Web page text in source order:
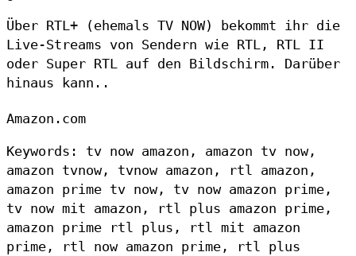
Über RTL+ (ehemals TV NOW) bekommt ihr die
Live-Streams von Sendern wie RTL, RTL II
oder Super RTL auf den Bildschirm. Darüber
hinaus kann..
Amazon.com
Keywords: tv now amazon, amazon tv now,
amazon tvnow, tvnow amazon, rtl amazon,
amazon prime tv now, tv now amazon prime,
tv now mit amazon, rtl plus amazon prime,
amazon prime rtl plus, rtl mit amazon
prime, rtl now amazon prime, rtl plus